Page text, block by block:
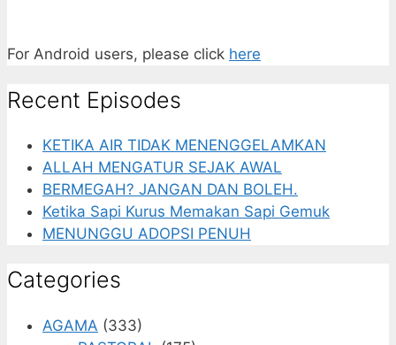
For Android users, please click here
Recent Episodes
KETIKA AIR TIDAK MENENGGELAMKAN
ALLAH MENGATUR SEJAK AWAL
BERMEGAH? JANGAN DAN BOLEH.
Ketika Sapi Kurus Memakan Sapi Gemuk
MENUNGGU ADOPSI PENUH
Categories
AGAMA (333)